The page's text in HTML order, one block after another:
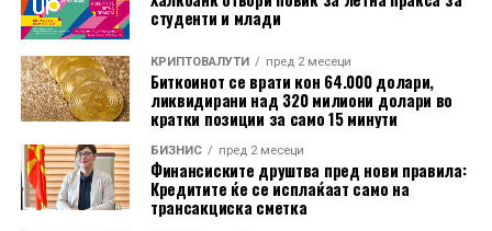
студенти и млади
КРИПТОВАЛУТИ пред 2 месеци
Биткоинот се врати кон 64.000 долари,
ликвидирани над 320 милиони долари во
кратки позиции за само 15 минути
БИЗНИС пред 2 месеци
Финансиските друштва пред нови правила:
Кредитите ќе се исплаќаат само на
трансакциска сметка